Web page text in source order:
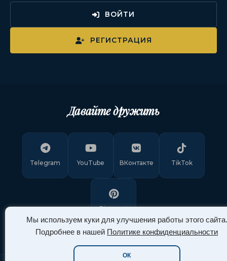
Мы используем куки для улучшения работы этого сайта.
Подробнее в нашей Политике конфиденциальности
ОК
ВОЙТИ
РЕГИСТРАЦИЯ
Давайте дружить
Telegram YouTube ВКонтакте TikTok
Pinterest